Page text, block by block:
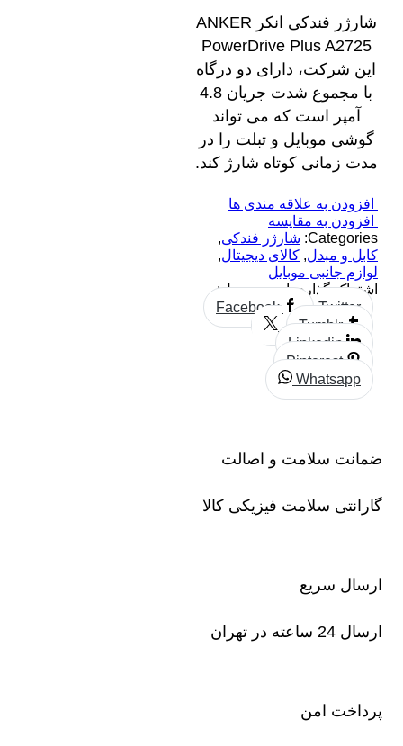
شارژر فندکی انکر ANKER
PowerDrive Plus A2725
این شرکت، دارای دو درگاه
با مجموع شدت‌ جریان 4.8
آمپر است که می‌ تواند
گوشی موبایل و تبلت را در
مدت ‌زمانی کوتاه شارژ کند.
افزودن به علاقه مندی ها
افزودن به مقایسه
Categories: شارژر فندکی,
کابل و مبدل, کالای دیجیتال,
لوازم جانبی موبایل
اشتراک گذاری این محصول:
Facebook
Twitter
Tumblr
Linkedin
Pinterest
Whatsapp
ضمانت سلامت و اصالت
گارانتی سلامت فیزیکی کالا
ارسال سریع
ارسال 24 ساعته در تهران
پرداخت امن